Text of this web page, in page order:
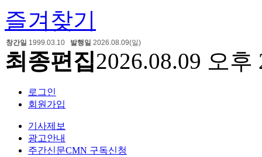
즐겨찾기
최종편집2026.08.09 오후
로그인
회원가입
기사제보
광고안내
주간신문CMN 구독신청
창간일 1999.03.10 발행일 2026.08.09(일)